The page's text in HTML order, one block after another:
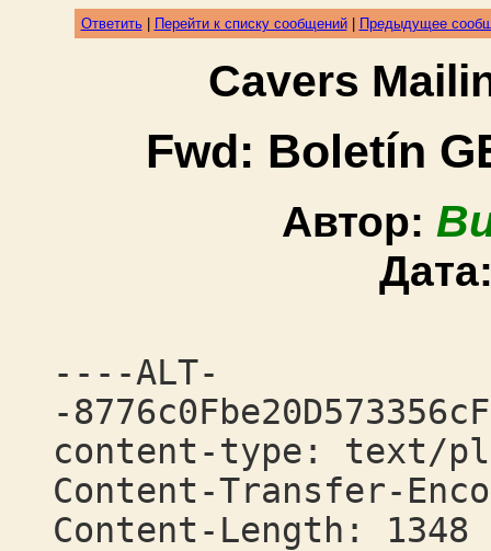
Ответить| Перейти к списку сообщений| Предыдущее
Cavers
Fwd: Boletín
Автор:
----ALT-
-
content-type: text/
Content-Transfer-
Content-Length: 1348